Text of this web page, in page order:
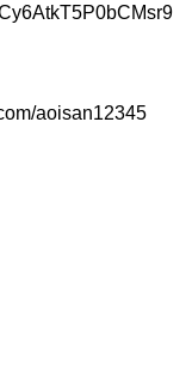
aoisan12345